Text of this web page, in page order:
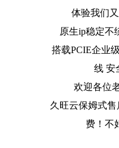
体验我们
原生ip稳定不
搭载PCIE企业
线 安
欢迎各位
久旺云保姆式
费！不